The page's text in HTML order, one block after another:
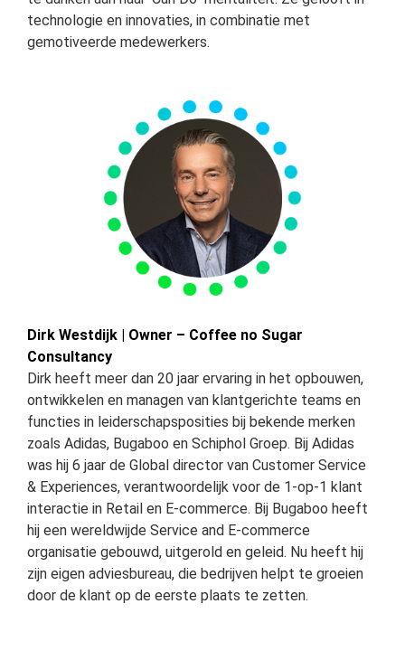
technologie en innovaties, in combinatie met
gemotiveerde medewerkers.
Dirk Westdijk | Owner – Coffee no Sugar
Consultancy
Dirk heeft meer dan 20 jaar ervaring in het opbouwen,
ontwikkelen en managen van klantgerichte teams en
functies in leiderschapsposities bij bekende merken
zoals Adidas, Bugaboo en Schiphol Groep. Bij Adidas
was hij 6 jaar de Global director van Customer Service
& Experiences, verantwoordelijk voor de 1-op-1 klant
interactie in Retail en E-commerce. Bij Bugaboo heeft
hij een wereldwijde Service and E-commerce
organisatie gebouwd, uitgerold en geleid. Nu heeft hij
zijn eigen adviesbureau, die bedrijven helpt te groeien
door de klant op de eerste plaats te zetten.